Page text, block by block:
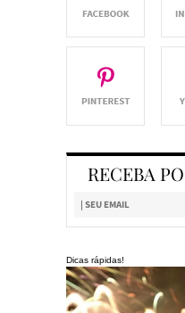
RECEBA
Dicas rápidas!